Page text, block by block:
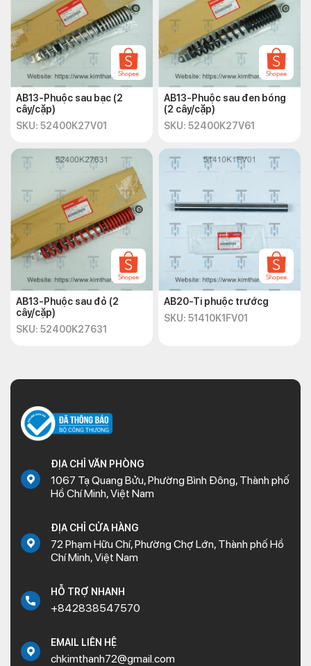
AB13-Phuộc sau bạc (2
cây/cặp)
SKU: 52400K27V01
AB13-Phuộc sau đen bóng
(2 cây/cặp)
SKU: 52400K27V61
AB13-Phuộc sau đỏ (2
cây/cặp)
SKU: 52400K27631
AB20-Ti phuộc trướcg
SKU: 51410K1FV01
ĐỊA CHỈ VĂN PHÒNG
1067 Tạ Quang Bửu, Phường Bình Đông, Thành phố
Hồ Chí Minh, Việt Nam
ĐỊA CHỈ CỬA HÀNG
72 Phạm Hữu Chí, Phường Chợ Lớn, Thành phố Hồ
Chí Minh, Việt Nam
HỖ TRỢ NHANH
+842838547570
EMAIL LIÊN HỆ
chkimthanh72@gmail.com